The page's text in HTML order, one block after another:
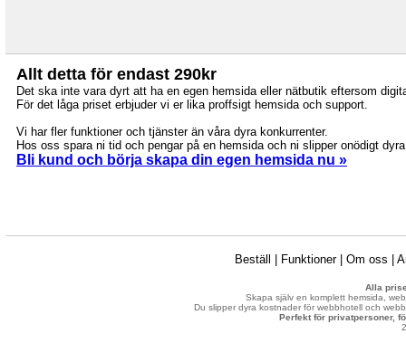
Allt detta för endast 290kr
Det ska inte vara dyrt att ha en egen hemsida eller nätbutik eftersom
För det låga priset erbjuder vi er lika proffsigt hemsida och support.
Vi har fler funktioner och tjänster än våra dyra konkurrenter.
Hos oss spara ni tid och pengar på en hemsida och ni slipper onödigt
Bli kund och börja skapa din egen hemsida nu »
Beställ Funktioner| Om oss
Alla
Skapa själv en komplett hemsida,
Du slipper dyra kostnader för webbhotell och
Perfekt för privatpersoner,